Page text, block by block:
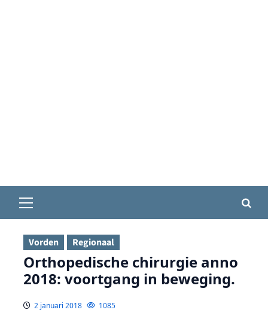
menu
Vorden Regionaal
Orthopedische chirurgie anno
2018: voortgang in beweging.
2 januari 2018 1085